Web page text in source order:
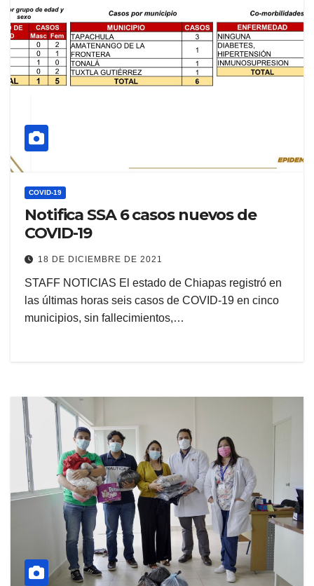
COVID-19
Notifica SSA 6 casos nuevos de
COVID-19
18 DE DICIEMBRE DE 2021
STAFF NOTICIAS El estado de Chiapas registró en
las últimas horas seis casos de COVID-19 en cinco
municipios, sin fallecimientos,…